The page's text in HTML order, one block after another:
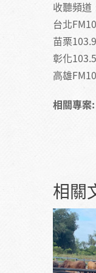
收聽頻道
台北
苗栗103.9
彰化103.5
高雄
相關專案:
相關